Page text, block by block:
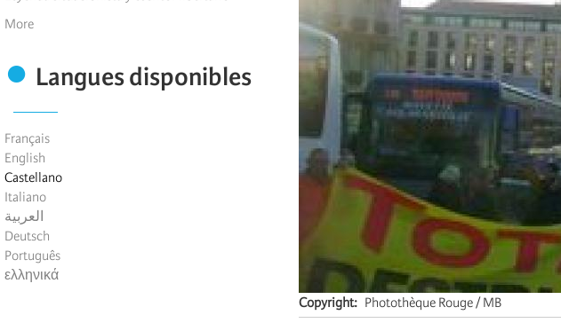
More
Langues disponibles
Français
English
Castellano
Italiano
العربية
Deutsch
Português
ελληνικά
Copyright
Photothèque Rouge / MB